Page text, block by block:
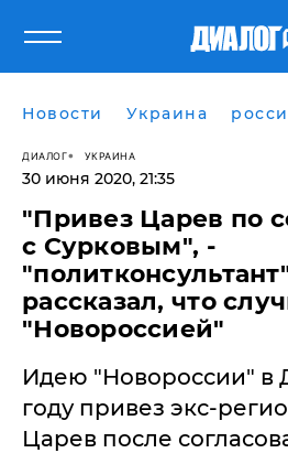
Новости Украина
ДИАЛОГ УКРАИНА
30 июня 2020, 21:35
​"Привез Царев по
с Сурковым", -
рассказал, что
"Новороссией"
Идею "Новороссии" в
году привез экс-
Царев после